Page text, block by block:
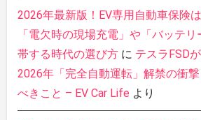
2026年最新版！EV専用自動車保険
「電欠時の現場充電」や「バッテ
帯する時代の選び方に テスラFSD
2026年「完全自動運転」解禁の衝
べきこと – EV Car Life より